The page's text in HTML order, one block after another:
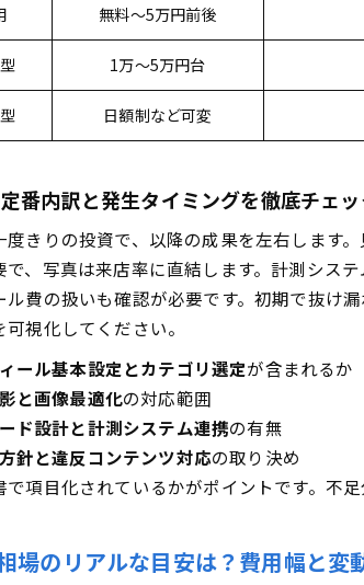
店舗数やエリア特
MEO料金まるわかりQ
MEO料金相場や
成果報酬型と月
予算上限と成果指
無料〜5万円前後
1万〜5万円台
日額制など可変
番内訳と発生タイミングを徹底チェッ
度きりの投資で、以降の成果を左右します
で、写真は来店率に直結します。計測シス
ル費の扱いも確認が必要です。初期で抜け
視化してください。
ール基本設定とカテゴリ選定が含まれるか
と画像最適化の対応範囲
ド設計と計測システム連携の有無
針と違反コンテンツ対応の取り決め
で項目化されているかがポイントです。不
場のリアルな目安は？費用幅と変